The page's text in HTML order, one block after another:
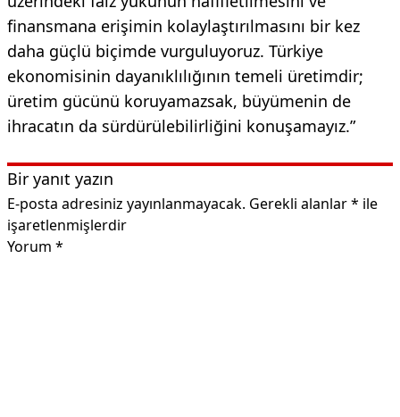
finansmana erişimin kolaylaştırılmasını bir kez
daha güçlü biçimde vurguluyoruz. Türkiye
ekonomisinin dayanıklılığının temeli üretimdir;
üretim gücünü koruyamazsak, büyümenin de
ihracatın da sürdürülebilirliğini konuşamayız.”
Bir yanıt yazın
E-posta adresiniz yayınlanmayacak. Gerekli alanlar* ile
işaretlenmişlerdir
Yorum *